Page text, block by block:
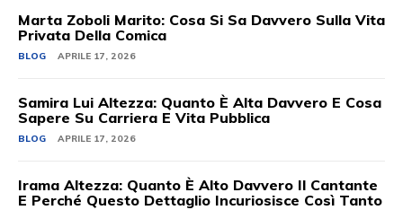
Marta Zoboli Marito: Cosa Si Sa Davvero Sulla Vita
Privata Della Comica
BLOG APRILE 17, 2026
Samira Lui Altezza: Quanto È Alta Davvero E Cosa
Sapere Su Carriera E Vita Pubblica
BLOG APRILE 17, 2026
Irama Altezza: Quanto È Alto Davvero Il Cantante
E Perché Questo Dettaglio Incuriosisce Così Tanto